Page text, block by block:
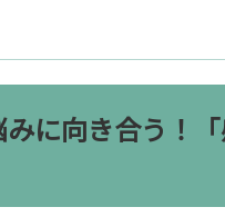
みに向き合う！